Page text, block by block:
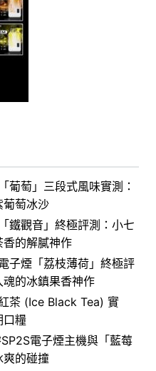
葡萄」三段式風味實測：
葡萄冰沙
鐵觀音」終極評測：小七
的解膩神作
子煙「荔枝薄荷」終極評
的冰鎮果香神作
茶 (Ice Black Tea) 實
口糧
電子煙主機與「藍莓
爽的碰撞